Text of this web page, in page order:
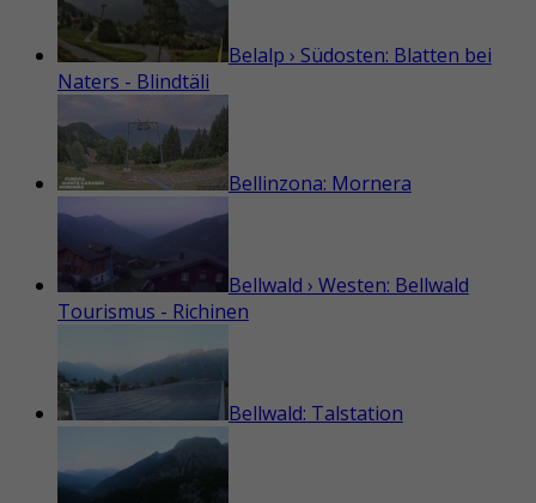
Belalp › Südosten: Blatten bei
Naters - Blindtäli
Bellinzona: Mornera
Bellwald › Westen: Bellwald
Tourismus - Richinen
Bellwald: Talstation